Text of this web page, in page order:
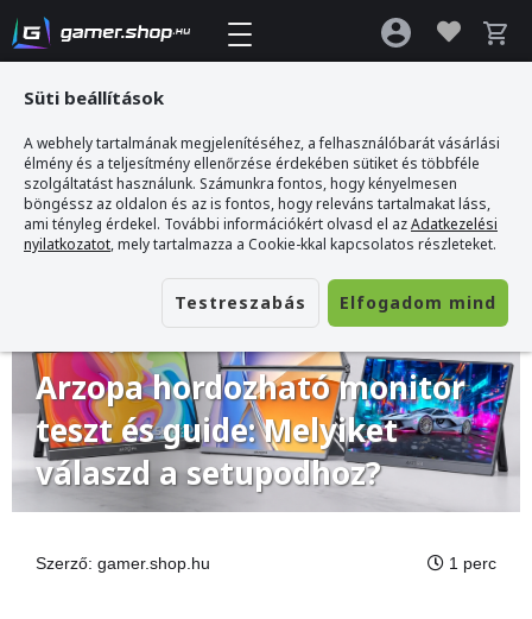
Gamer webshop >Útmutatók>Arzopa hordozható monitor teszt és guide:
Melyiket válaszd a setupodhoz?
Arzopa hordozható monitor
teszt és guide: Melyiket
válaszd a setupodhoz?
Szerző: gamer.shop.hu 1 perc
Süti beállítások
A webhely tartalmának megjelenítéséhez, a felhasználóbarát vásárlási
élmény és a teljesítmény ellenőrzése érdekében sütiket és többféle
szolgáltatást használunk. Számunkra fontos, hogy kényelmesen
böngéssz az oldalon és az is fontos, hogy releváns tartalmakat láss,
ami tényleg érdekel. További információkért olvasd el azAdatkezelési
nyilatkozatot, mely tartalmazza a Cookie-kkal kapcsolatos részleteket.
Testreszabás Elfogadom mind